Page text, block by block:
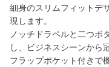
細身のスリムフィットデ
現します。
ノッチドラペルと二つボ
し、ビジネスシーンから
フラップポケット付きで